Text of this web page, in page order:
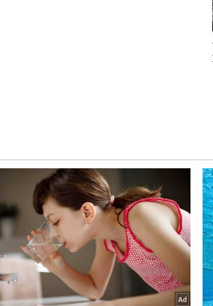
ಸಮಯದಲ್ಲಿ ನಿಮ್ಮ ತಾಯಿಯೊಂದಿಗಿನ
ಪಡೆಯಬಹುದು.
ಮತ್ತು ವ್ಯವಹಾರದ ವಿಷಯದಲ್ಲಿ ನಿಮಗೆ
ಈ ಯೋಗವು ರೂಪುಗೊಳ್ಳಲಿದೆ.
ನಿಮ್ಮ ಆತ್ಮವಿಶ್ವಾಸ
ಯಶಸ್ಸನ್ನು ಪಡೆಯಬಹುದು. ಈಗಾಗಲೇ
ಹೆಚ್ಚುತ್ತದೆ. ಅದೇ ಸಮಯದಲ್ಲಿ,